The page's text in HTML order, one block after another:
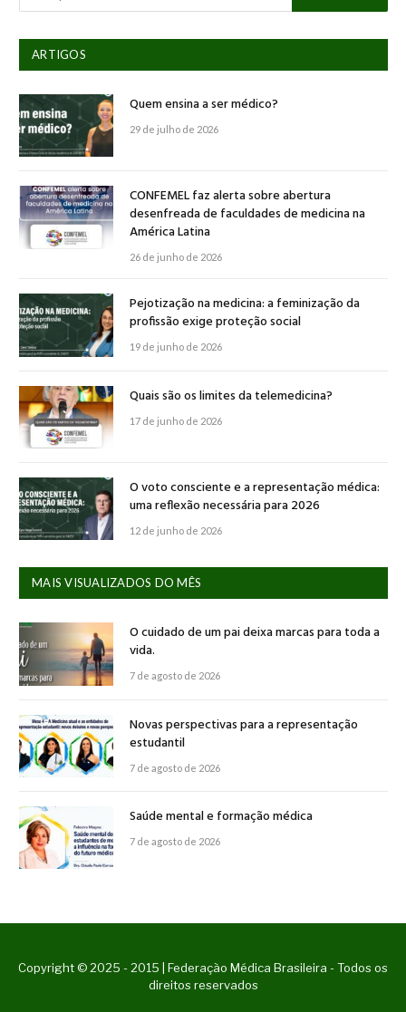
ARTIGOS
Quem ensina a ser médico?
29 de julho de 2026
CONFEMEL faz alerta sobre abertura
desenfreada de faculdades de medicina na
América Latina
26 de junho de 2026
Pejotização na medicina: a feminização da
profissão exige proteção social
19 de junho de 2026
Quais são os limites da telemedicina?
17 de junho de 2026
O voto consciente e a representação médica:
uma reflexão necessária para 2026
12 de junho de 2026
MAIS VISUALIZADOS DO MÊS
O cuidado de um pai deixa marcas para toda a
vida.
7 de agosto de 2026
Novas perspectivas para a representação
estudantil
7 de agosto de 2026
Saúde mental e formação médica
7 de agosto de 2026
Copyright © 2025 - 2015 | Federação Médica Brasileira - Todos os
direitos reservados